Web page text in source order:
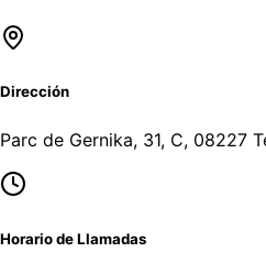
Dirección
Parc de Gernika, 31, C, 08227
Horario de Llamadas